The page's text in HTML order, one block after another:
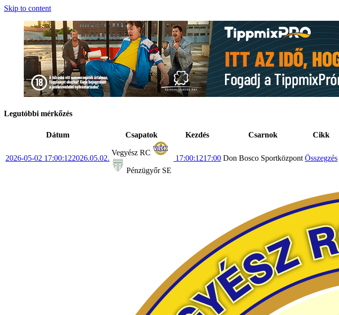
Skip to content
Legutóbbi mérkőzés
Dátum Csapatok Kezdés Csarnok Cikk
2026-05-02 17:00:122026.05.02.
Vegyész RC
Pénzügyőr SE
17:00:1217:00 Don Bosco Sportközpont Összegzés